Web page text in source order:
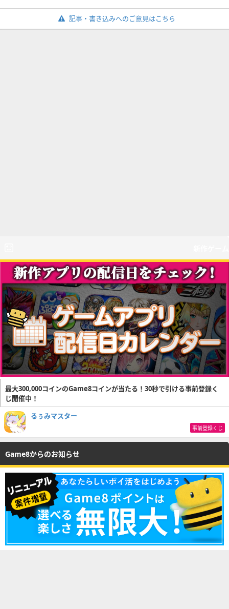
記事・書き込みへのご意見はこちら
最大300,000コインのGame8コインが当たる！30秒で引ける事前登録く
じ開催中！
るぅみマスター
事前登録くじ
Game8からのお知らせ